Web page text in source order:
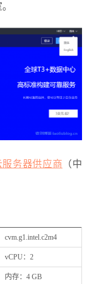
服务器供应商 （中
cvm.g1.intel.c2m4
vCPU：2
内存：4 GB